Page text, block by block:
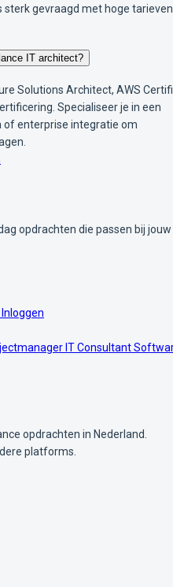
gevraagd met hoge
IT architect?
Solutions Architect, AWS
Specialiseer je in een
of enterprise integratie om
opdrachten die passen bij jouw
Inloggen
IT Consultant
opdrachten in Nederland.
platforms.